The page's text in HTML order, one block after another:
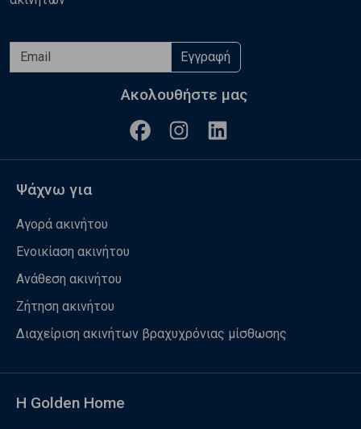
Εγγραφή
Ακολουθήστε μας
Ψάχνω για
Αγορά ακινήτου
Ενοικίαση ακινήτου
Ανάθεση ακινήτου
Ζήτηση ακινήτου
Διαχείριση ακινήτων βραχυχρόνιας μίσθωσης
Η Golden Home